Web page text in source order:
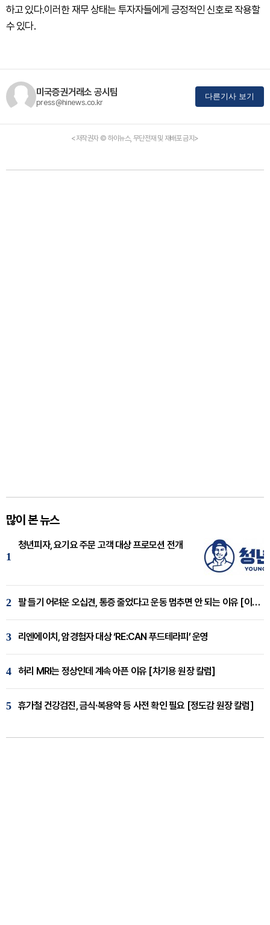
하고 있다.이러한 재무 상태는 투자자들에게 긍정적인 신호로 작용할
수 있다.
미국증권거래소 공시팀
press@hinews.co.kr
다른기사 보기
<저작권자 © 하이뉴스, 무단전재 및 재배포 금지>
많이 본 뉴스
1
청년피자, 요기요 주문 고객 대상 프로모션 전개
2 팔 들기 어려운 오십견, 통증 줄었다고 운동 멈추면 안 되는 이유 [이병욱 원장 칼럼]
3 리엔에이치, 암경험자 대상 ‘RE:CAN 푸드테라피’ 운영
4 허리 MRI는 정상인데 계속 아픈 이유 [차기용 원장 칼럼]
5 휴가철 건강검진, 금식·복용약 등 사전 확인 필요 [정도감 원장 칼럼]